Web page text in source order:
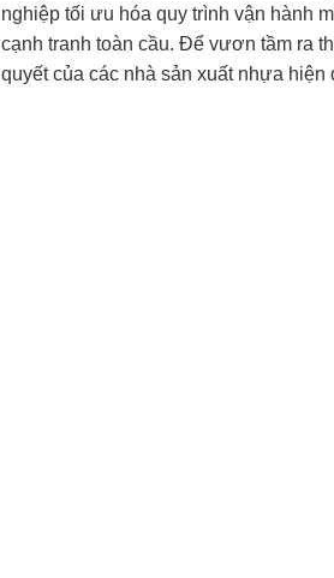
nghiệp tối ưu hóa quy trình vận hành
cạnh tranh toàn cầu. Để vươn tầm ra
quyết của các nhà sản xuất nhựa hiện